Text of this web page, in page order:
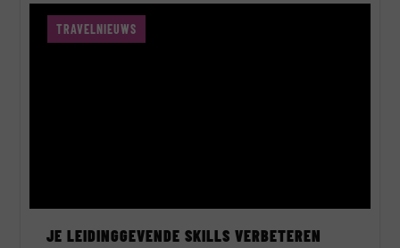
TRAVELNIEUWS
JE LEIDINGGEVENDE SKILLS VERBETEREN